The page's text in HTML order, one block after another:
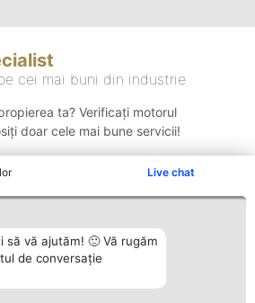
Live chat
să vă ajutăm! 🙂 Vă rugăm
de conversație
cei mai buni din industrie
ta? Verificați motorul
doar cele mai bune servicii!